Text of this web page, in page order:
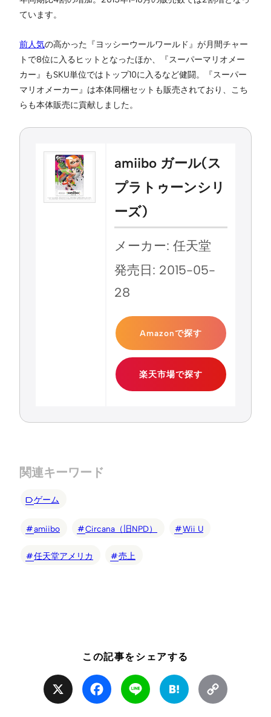
ています。
前人気の高かった『ヨッシーウールワールド』が月間チャー
トで8位に入るヒットとなったほか、『スーパーマリオメー
カー』もSKU単位ではトップ10に入るなど健闘。『スーパー
マリオメーカー』は本体同梱セットも販売されており、こち
らも本体販売に貢献しました。
amiibo ガール(ス
プラトゥーンシリ
ーズ)
メーカー: 任天堂
発売日: 2015-05-
28
Amazonで探す
楽天市場で探す
関連キーワード
ゲーム
amiibo Circana（旧NPD） Wii U
任天堂アメリカ 売上
この記事をシェアする
Facebook Line Hatena